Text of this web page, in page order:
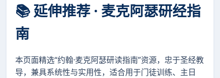
📚 延伸推荐 · 麦克阿瑟研经指
南
本页面精选“约翰·麦克阿瑟研读指南”资源，忠于圣经教
导，兼具系统性与实用性，适合用于门徒训练、主日